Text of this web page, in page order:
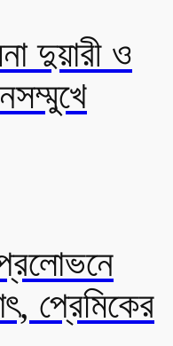
দুয়ারী ও
প্রলোভনে
প্রেমিকের